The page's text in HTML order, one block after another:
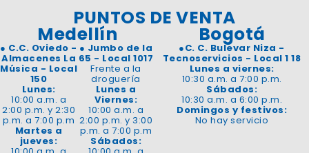
PUNTOS DE VENTA
Medellín
● C.C. Oviedo -
Almacenes La
Música - Local
150
Lunes:
10:00 a.m. a
2:00 p.m. y 2:30
p.m. a 7:00 p.m
Martes a
jueves:
● Jumbo de la
65 - Local 1017
Frente a la
droguería
Lunes a
Viernes:
10:00 a.m. a
2:00 p.m. y 3:00
p.m. a 7:00 p.m
Sábados:
Bogotá
●C. C. Bulevar Niza -
Tecnoservicios - Local 1 18
Lunes a viernes:
10:30 a.m. a 7:00 p.m.
Sábados:
10:30 a.m. a 6:00 p.m.
Domingos y festivos:
No hay servicio